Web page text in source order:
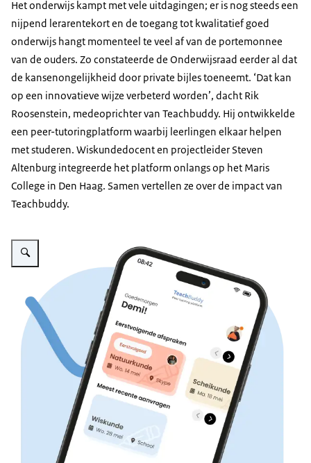
Het onderwijs kampt met vele uitdagingen; er is nog steeds een
nijpend lerarentekort en de toegang tot kwalitatief goed
onderwijs hangt momenteel te veel af van de portemonnee
van de ouders. Zo constateerde de Onderwijsraad eerder al dat
de kansenongelijkheid door private bijles toeneemt. ‘Dat kan
op een innovatieve wijze verbeterd worden’, dacht Rik
Roosenstein, medeoprichter van Teachbuddy. Hij ontwikkelde
een peer-tutoringplatform waarbij leerlingen elkaar helpen
met studeren. Wiskundedocent en projectleider Steven
Altenburg integreerde het platform onlangs op het Maris
College in Den Haag. Samen vertellen ze over de impact van
Teachbuddy.
Vergroot afbeelding Teachbuddy